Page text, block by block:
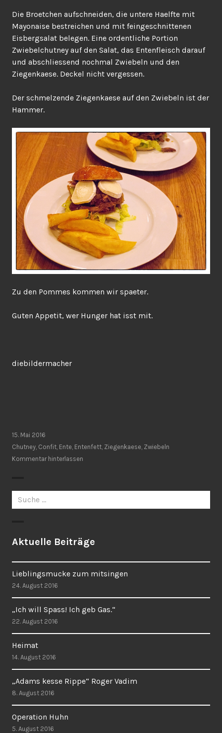
Die Broetchen aufschneiden, die untere Haelfte mit
Mayonaise bestreichen und mit feingeschnittenen
Eisbergsalat belegen. Eine ordentliche Portion
Zwiebelchutney auf den Salat, das Entenfleisch darauf
und abschliessend nochmal Zwiebeln und den
Ziegenkaese. Deckel nicht vergessen.
Der schmelzende Ziegenkaese auf den Zwiebeln ist der
Hammer.
Zu den Pommes kommen wir spaeter.
Guten Appetit, wer Hunger hat isst mit.
diebildermacher
15. Mai 2016
Chutney Confit Ente Entenfett Ziegenkaese Zwiebeln
Kommentar hinterlassen
Suche
nach:
Aktuelle Beiträge
Lieblingsmucke zum mitsingen
24. August 2016
„Ich will Spass! Ich geb Gas.“
22. August 2016
Heimat
14. August 2016
„Adams kesse Rippe“ Roger Vadim
8. August 2016
Operation Huhn
5. August 2016